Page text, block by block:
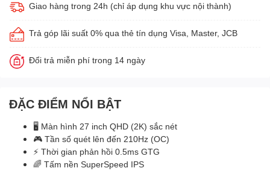
Giao hàng trong 24h (chỉ áp dụng khu vực nội thành)
Trả góp lãi suất 0% qua thẻ tín dụng Visa, Master, JCB
Đổi trả miễn phí trong 14 ngày
ĐẶC ĐIỂM NỔI BẬT
🖥️ Màn hình 27 inch QHD (2K) sắc nét
🎮 Tần số quét lên đến 210Hz (OC)
⚡ Thời gian phản hồi 0.5ms GTG
🌈 Tấm nền SuperSpeed IPS